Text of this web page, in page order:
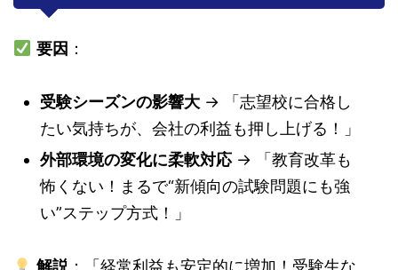
要因 ：
受験シーズンの影響大 → 「志望校に合格し
たい気持ちが、会社の利益も押し上げる！」
外部環境の変化に柔軟対応→ 「教育改革も
怖くない！まるで“新傾向の試験問題にも強
い”ステップ方式！」
解説 ：「経常利益も安定的に増加！受験生な